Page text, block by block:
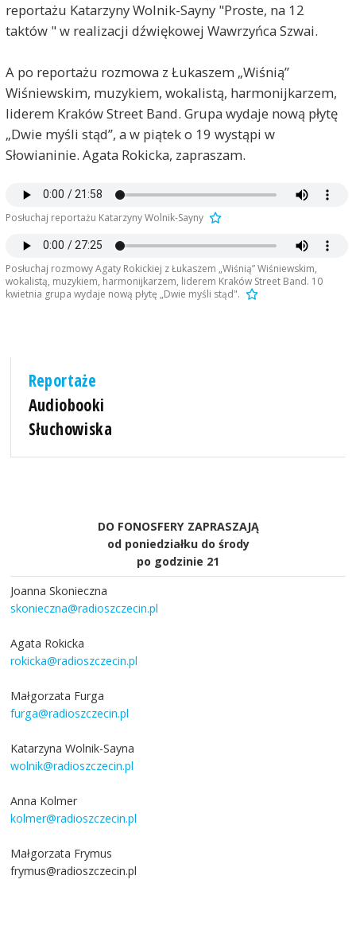
reportażu Katarzyny Wolnik-Sayny "Proste, na 12
taktów " w realizacji dźwiękowej Wawrzyńca Szwai.
A po reportażu rozmowa z Łukaszem „Wiśnią”
Wiśniewskim, muzykiem, wokalistą, harmonijkarzem,
liderem Kraków Street Band. Grupa wydaje nową płytę
„Dwie myśli stąd”, a w piątek o 19 wystąpi w
Słowianinie. Agata Rokicka, zapraszam.
Posłuchaj reportażu Katarzyny Wolnik-Sayny
Posłuchaj rozmowy Agaty Rokickiej z Łukaszem „Wiśnią” Wiśniewskim,
wokalistą, muzykiem, harmonijkarzem, liderem Kraków Street Band. 10
kwietnia grupa wydaje nową płytę „Dwie myśli stąd".
Reportaże
Audiobooki
Słuchowiska
DO FONOSFERY ZAPRASZAJĄ
od poniedziałku do środy
po godzinie 21
Joanna Skonieczna
skonieczna@radioszczecin.pl
Agata Rokicka
rokicka@radioszczecin.pl
Małgorzata Furga
furga@radioszczecin.pl
Katarzyna Wolnik-Sayna
wolnik@radioszczecin.pl
Anna Kolmer
kolmer@radioszczecin.pl
Małgorzata Frymus
frymus@radioszczecin.pl